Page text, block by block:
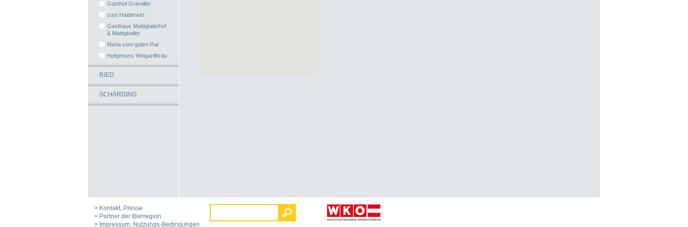
Gasthof Gramiller
zum Haiderwirt
Gasthaus Mattigtalerhof
& Mattigkeller
Maria vom guten Rat
Hofgenuss Woigartlbräu
RIED
SCHÄRDING
> Kontakt, Presse
> Partner der Bierregion
> Impressum, Nutzungs-Bedingungen